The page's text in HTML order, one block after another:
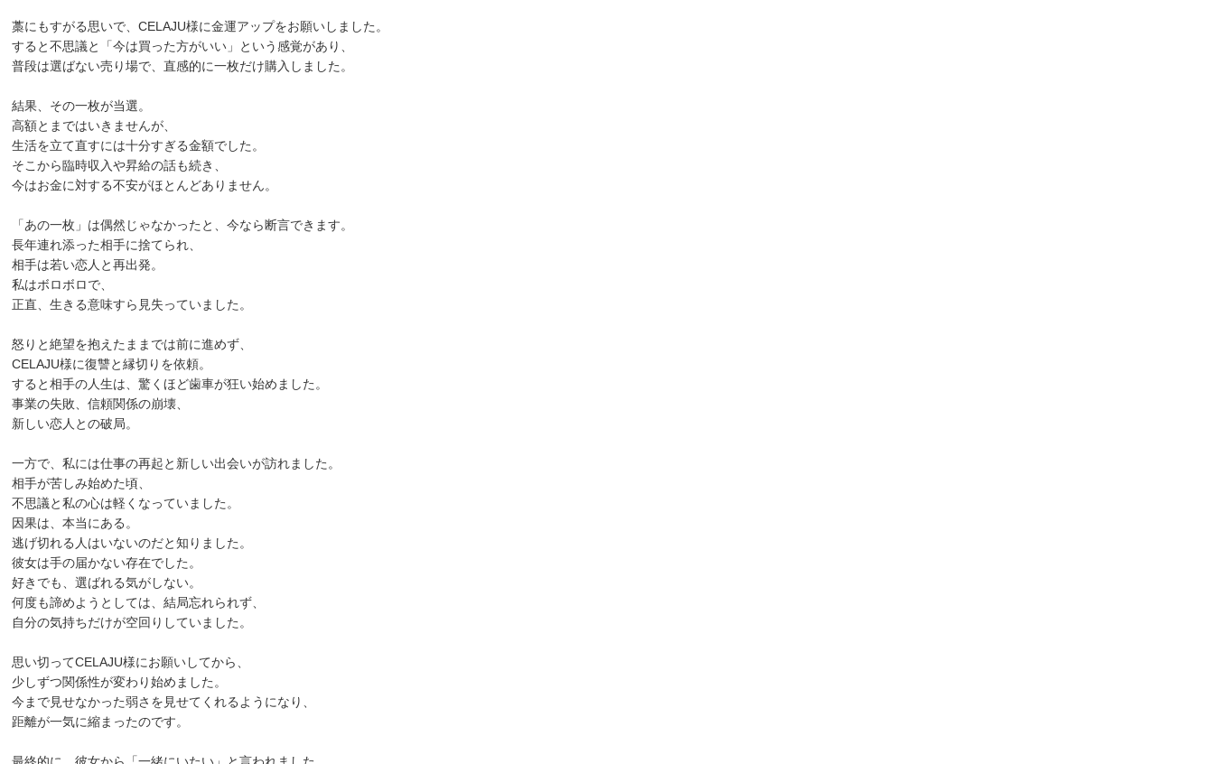
藁にもすがる思いで、CELAJU様に金運アップをお願いしました。
すると不思議と「今は買った方がいい」という感覚があり、
普段は選ばない売り場で、直感的に一枚だけ購入しました。
結果、その一枚が当選。
高額とまではいきませんが、
生活を立て直すには十分すぎる金額でした。
そこから臨時収入や昇給の話も続き、
今はお金に対する不安がほとんどありません。
「あの一枚」は偶然じゃなかったと、今なら断言できます。
長年連れ添った相手に捨てられ、
相手は若い恋人と再出発。
私はボロボロで、
正直、生きる意味すら見失っていました。
怒りと絶望を抱えたままでは前に進めず、
CELAJU様に復讐と縁切りを依頼。
すると相手の人生は、驚くほど歯車が狂い始めました。
事業の失敗、信頼関係の崩壊、
新しい恋人との破局。
一方で、私には仕事の再起と新しい出会いが訪れました。
相手が苦しみ始めた頃、
不思議と私の心は軽くなっていました。
因果は、本当にある。
逃げ切れる人はいないのだと知りました。
彼女は手の届かない存在でした。
好きでも、選ばれる気がしない。
何度も諦めようとしては、結局忘れられず、
自分の気持ちだけが空回りしていました。
思い切ってCELAJU様にお願いしてから、
少しずつ関係性が変わり始めました。
今まで見せなかった弱さを見せてくれるようになり、
距離が一気に縮まったのです。